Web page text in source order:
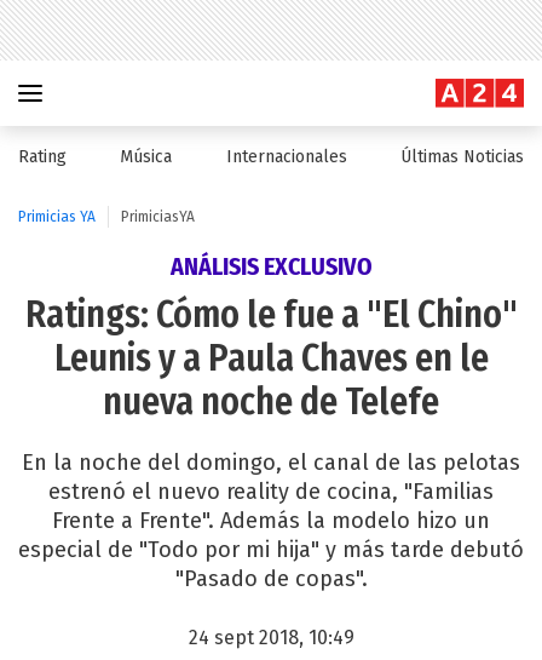
Rating Música Internacionales Últimas Noticias
Primicias YA PrimiciasYA
ANÁLISIS EXCLUSIVO
Ratings: Cómo le fue a "El Chino"
Leunis y a Paula Chaves en le
nueva noche de Telefe
En la noche del domingo, el canal de las pelotas
estrenó el nuevo reality de cocina, "Familias
Frente a Frente". Además la modelo hizo un
especial de "Todo por mi hija" y más tarde debutó
"Pasado de copas".
24 sept 2018, 10:49